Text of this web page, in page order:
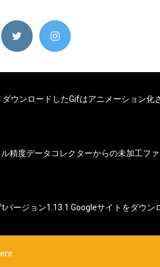
ダウンロードしたgifはアニメーション化
ル精度データコレクターからの未加工フ
バージョン1.13.1 Googleサイトをダウン